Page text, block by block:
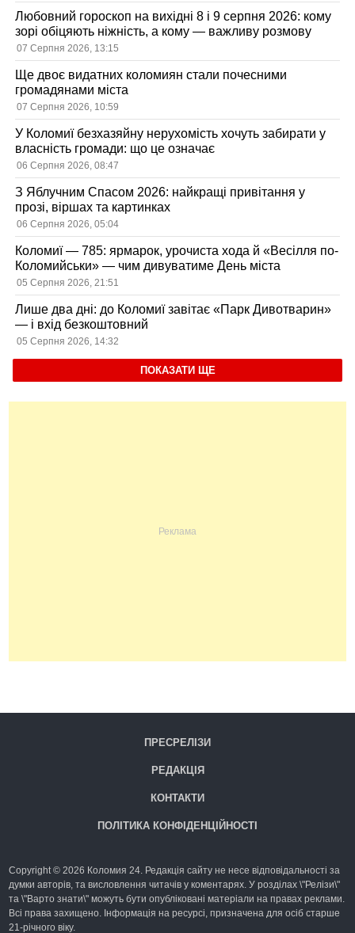
Любовний гороскоп на вихідні 8 і 9 серпня 2026: кому
зорі обіцяють ніжність, а кому — важливу розмову
07 Серпня 2026, 13:15
Ще двоє видатних коломиян стали почесними
громадянами міста
07 Серпня 2026, 10:59
У Коломиї безхазяйну нерухомість хочуть забирати у
власність громади: що це означає
06 Серпня 2026, 08:47
З Яблучним Спасом 2026: найкращі привітання у
прозі, віршах та картинках
06 Серпня 2026, 05:04
Коломиї — 785: ярмарок, урочиста хода й «Весілля по-
Коломийськи» — чим дивуватиме День міста
05 Серпня 2026, 21:51
Лише два дні: до Коломиї завітає «Парк Дивотварин»
— і вхід безкоштовний
05 Серпня 2026, 14:32
ПОКАЗАТИ ЩЕ
ПРЕСРЕЛІЗИ
РЕДАКЦІЯ
КОНТАКТИ
ПОЛІТИКА КОНФІДЕНЦІЙНОСТІ
Copyright © 2026 Коломия 24. Редакція сайту не несе відповідальності за
думки авторів, та висловлення читачів у коментарях. У розділах \"Релізи\"
та \"Варто знати\" можуть бути опубліковані матеріали на правах реклами.
Всі права захищено. Інформація на ресурсі, призначена для осіб старше
21-річного віку.